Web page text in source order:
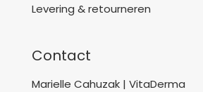
Levering & retourneren
Contact
Marielle Cahuzak | VitaDerma